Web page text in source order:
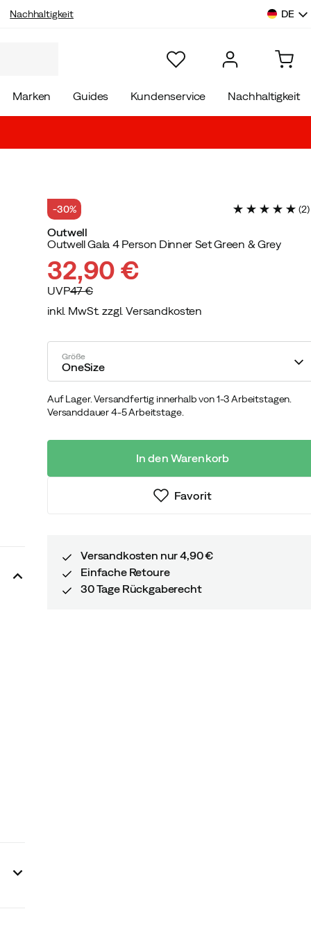
Nachhaltigkeit DE
Marken Guides Kundenservice Nachhaltigkeit
-30% (2)
Outwell
Outwell Gala 4 Person Dinner Set Green & Grey
discounted
price
32,90 €
original
price
UVP47 €
inkl. MwSt. zzgl. Versandkosten
Größe
OneSize
Auf Lager. Versandfertig innerhalb von 1-3 Arbeitstagen.
Versanddauer 4-5 Arbeitstage.
In den Warenkorb
Favorit
Versandkosten nur 4,90 €
Einfache Retoure
30 Tage Rückgaberecht